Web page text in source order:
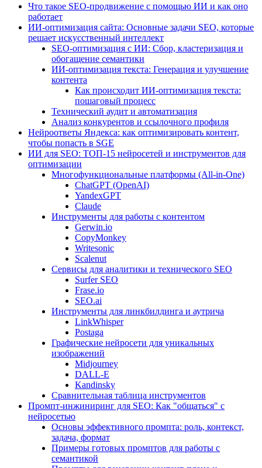
Что такое SEO-продвижение с помощью ИИ и как оно
работает
ИИ-оптимизация сайта: Основные задачи SEO, которые
решает искусственный интеллект
SEO-оптимизация с ИИ: Сбор, кластеризация и
обогащение семантики
ИИ-оптимизация текста: Генерация и улучшение
контента
Как происходит ИИ-оптимизация текста:
пошаговый процесс
Технический аудит и автоматизация
Анализ конкурентов и ссылочного профиля
Нейроответы Яндекса: как оптимизировать контент,
чтобы попасть в SGE
ИИ для SEO: ТОП-15 нейросетей и инструментов для
оптимизации
Многофункциональные платформы (All-in-One)
ChatGPT (OpenAI)
YandexGPT
Claude
Инструменты для работы с контентом
Gerwin.io
CopyMonkey
Writesonic
Scalenut
Сервисы для аналитики и технического SEO
Surfer SEO
Frase.io
SEO.ai
Инструменты для линкбилдинга и аутрича
LinkWhisper
Postaga
Графические нейросети для уникальных
изображений
Midjourney
DALL-E
Kandinsky
Сравнительная таблица инструментов
Промпт-инжиниринг для SEO: Как "общаться" с
нейросетью
Основы эффективного промпта: роль, контекст,
задача, формат
Примеры готовых промптов для работы с
семантикой